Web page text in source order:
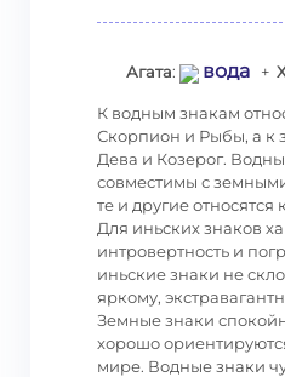
Агата: вода+
К водным знакам
Скорпион и Рыбы, а к
Дева и Козерог.
совместимы с
те и другие относятся
Для иньских знаков
интровертность и
иньские знаки не
яркому,
Земные знаки
хорошо
мире. Водные знаки